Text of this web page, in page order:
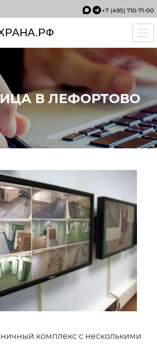
+7 (495) 710-71-00
В ЛЕФОРТОВО
комплекс с несколькими